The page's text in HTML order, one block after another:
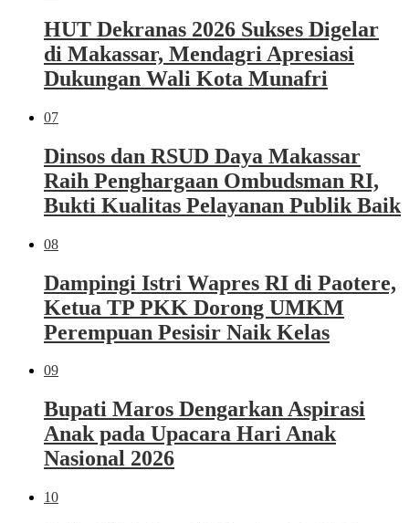
HUT Dekranas 2026 Sukses Digelar
di Makassar, Mendagri Apresiasi
Dukungan Wali Kota Munafri
07
Dinsos dan RSUD Daya Makassar
Raih Penghargaan Ombudsman RI,
Bukti Kualitas Pelayanan Publik Baik
08
Dampingi Istri Wapres RI di Paotere,
Ketua TP PKK Dorong UMKM
Perempuan Pesisir Naik Kelas
09
Bupati Maros Dengarkan Aspirasi
Anak pada Upacara Hari Anak
Nasional 2026
10